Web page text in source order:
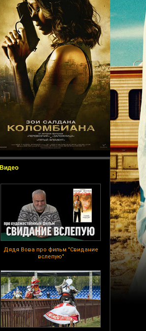
Видео
Дядя Вова про фильм "Свидание
вслепую"